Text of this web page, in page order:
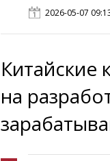
2026-05-07
Китайские
на